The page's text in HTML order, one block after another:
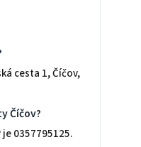
cesta 1, Číčov,
Číčov?
0357795125.